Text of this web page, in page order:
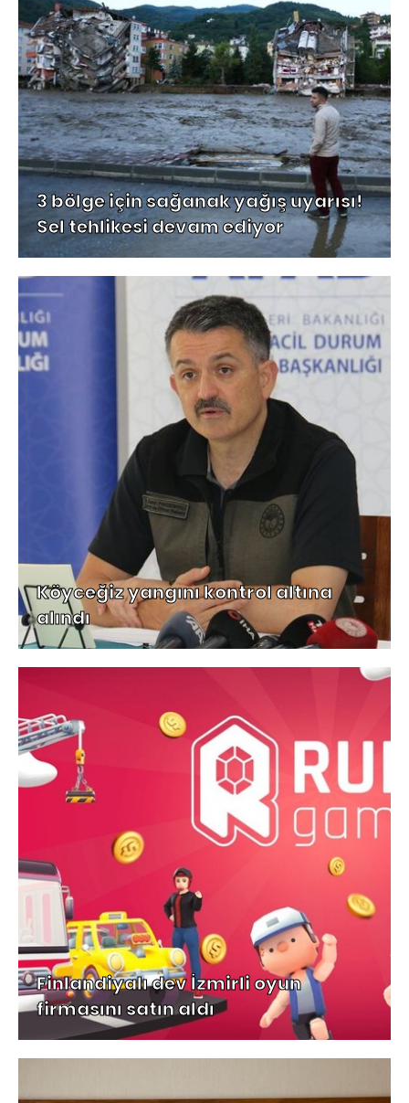
3 bölge için sağanak yağış uyarısı!
Sel tehlikesi devam ediyor
Köyceğiz yangını kontrol altına
alındı
Finlandiyalı dev İzmirli oyun
firmasını satın aldı